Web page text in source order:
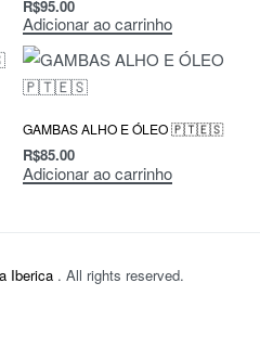
R$95.00
Adicionar ao carrinho
GAMBAS ALHO E ÓLEO 🇵🇹🇪🇸
R$85.00
Adicionar ao carrinho
Iberica . All rights reserved.